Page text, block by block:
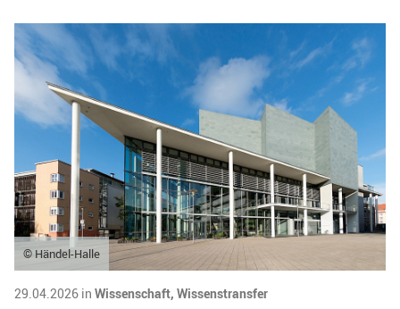
© Händel-Halle
29.04.2026 in Wissenschaft, Wissenstransfer